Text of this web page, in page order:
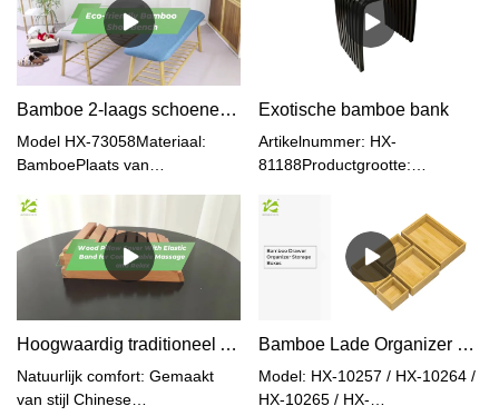
Brutogewicht: 6,0 kg Materiaal:
Bamboe Kleur: Zwart + Naturel
Bijzondere kenmerken:
Bamboe 2-laags schoenenrek Stapelbaar schoenenrek
Model HX-73058Materiaal:
BamboePlaats van
ChinaLogo:Aanvaardbaar
klantlogoSollicitatie:Thuiskantoor,
woonkamerGemaakt van 100%
premium natuurlijk bamboe, dat
milieuvriendelijk, gezond,
Exotische bamboe bank
Artikelnummer: HX-
81188Productgrootte:
(2 stuks in één export bruine
doos): 58,5*51,7*32cmNetto
gewicht: 2,8 kgBrutogewicht (2
stuks): 7,3 kgKleur: Naturel /
ZwartGeassembleerd:
persen
Hoogwaardig traditioneel Azië houten kussen
Natuurlijk comfort: Gemaakt
van stijl Chinese
Bamboe Lade Organizer Opbergdozen (set van 5)
Model: HX-10257 / HX-10264 /
HX-10265 / HX-